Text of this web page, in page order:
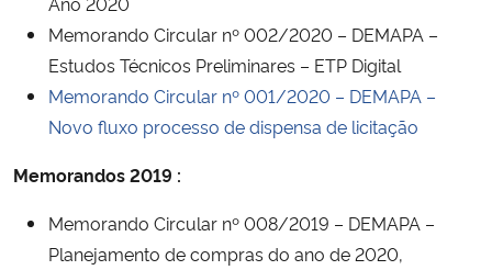
Memorando Circular nº 002/2020 – DEMAPA –
Estudos Técnicos Preliminares – ETP Digital
Memorando Circular nº 001/2020 – DEMAPA –
Novo fluxo processo de dispensa de licitação
Memorandos 2019 :
Memorando Circular nº 008/2019 – DEMAPA –
Planejamento de compras do ano de 2020,